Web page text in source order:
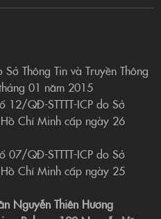
Thông Tin và Truyền Thông
01 năm 2015
12/QĐ-STTTT-ICP do Sở
Hồ Chí Minh cấp ngày 26
07/QĐ-STTTT-ICP do Sở
Hồ Chí Minh cấp ngày 25
Nguyễn Thiên Hương